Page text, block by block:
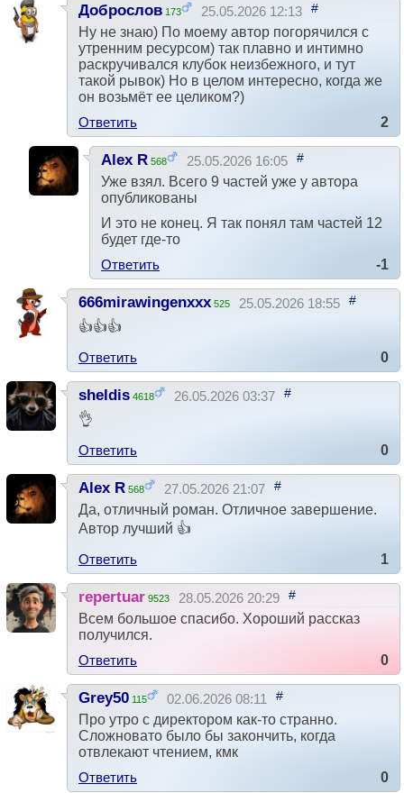
Доброслов 173 25.05.2026 12:13 #
Ну не знаю) По моему автор погорячился с
утренним ресурсом) так плавно и интимно
раскручивался клубок неизбежного, и тут
такой рывок) Но в целом интересно, когда же
он возьмёт ее целиком?)
Ответить
2
Alex R 568 25.05.2026 16:05 #
Уже взял. Всего 9 частей уже у автора
опубликованы
И это не конец. Я так понял там частей 12
будет где-то
Ответить
-1
666mirawingenxxx 525 25.05.2026 18:55 #
👍👍👍
Ответить
0
sheldis 4618 26.05.2026 03:37 #
👌
Ответить
0
Alex R 568 27.05.2026 21:07 #
Да, отличный роман. Отличное завершение.
Автор лучший 👍
Ответить
1
repertuar 9523 28.05.2026 20:29 #
Всем большое спасибо. Хороший рассказ
получился.
Ответить
0
Grey50 115 02.06.2026 08:11 #
Про утро с директором как-то странно.
Сложновато было бы закончить, когда
отвлекают чтением, кмк
Ответить
0